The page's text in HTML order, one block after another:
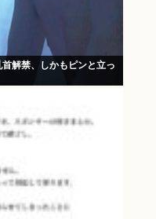
解禁、しかもピンと立っ